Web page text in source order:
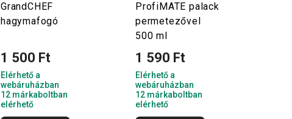
GrandCHEF
hagymafogó
1 500 Ft
Elérhető a
webáruházban
12 márkaboltban
elérhető
ProfiMATE palack
permetezővel
500 ml
1 590 Ft
Elérhető a
webáruházban
12 márkaboltban
elérhető